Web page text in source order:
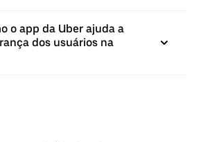
o app da Uber ajuda a
dos usuários na